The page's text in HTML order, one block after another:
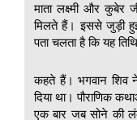
माता लक्ष्मी और
मिलते हैं। इससे जुड़ी
पता चलता है कि यह
कहते हैं। भगवान शिव
दिया था। पौराणिक
एक बार जब सोने की